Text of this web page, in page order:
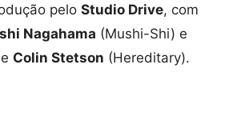
pelo Studio Drive, com
Nagahama (Mushi-Shi) e
Colin Stetson (Hereditary).